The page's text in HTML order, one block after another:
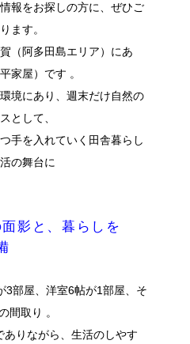
報をお探しの方に、ぜひご
ます。
（阿多田島エリア）にあ
家屋）です 。
境にあり、 週末だけ自然の
として、
手を入れていく田舎暮らし
の舞台に
影と、暮らしを
3部屋、洋室6帖が1部屋、そ
間取り 。
ありながら、生活のしやす